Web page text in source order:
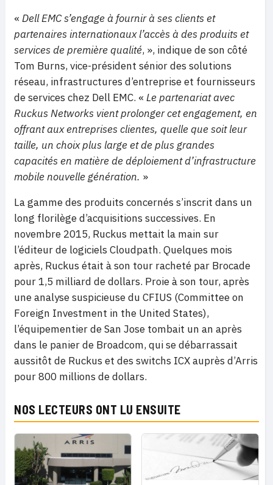
« Dell EMC s’engage à fournir à ses clients et
partenaires internationaux l’accès à des produits et
services de première qualité, », indique de son côté
Tom Burns, vice-président sénior des solutions
réseau, infrastructures d’entreprise et fournisseurs
de services chez Dell EMC. « Le partenariat avec
Ruckus Networks vient prolonger cet engagement, en
offrant aux entreprises clientes, quelle que soit leur
taille, un choix plus large et de plus grandes
capacités en matière de déploiement d’infrastructure
mobile nouvelle génération. »
La gamme des produits concernés s’inscrit dans un
long florilège d’acquisitions successives. En
novembre 2015, Ruckus mettait la main sur
l’éditeur de logiciels Cloudpath. Quelques mois
après, Ruckus était à son tour racheté par Brocade
pour 1,5 milliard de dollars. Proie à son tour, après
une analyse suspicieuse du CFIUS (Committee on
Foreign Investment in the United States),
l’équipementier de San Jose tombait un an après
dans le panier de Broadcom, qui se débarrassait
aussitôt de Ruckus et des switchs ICX auprès d’Arris
pour 800 millions de dollars.
NOS LECTEURS ONT LU ENSUITE